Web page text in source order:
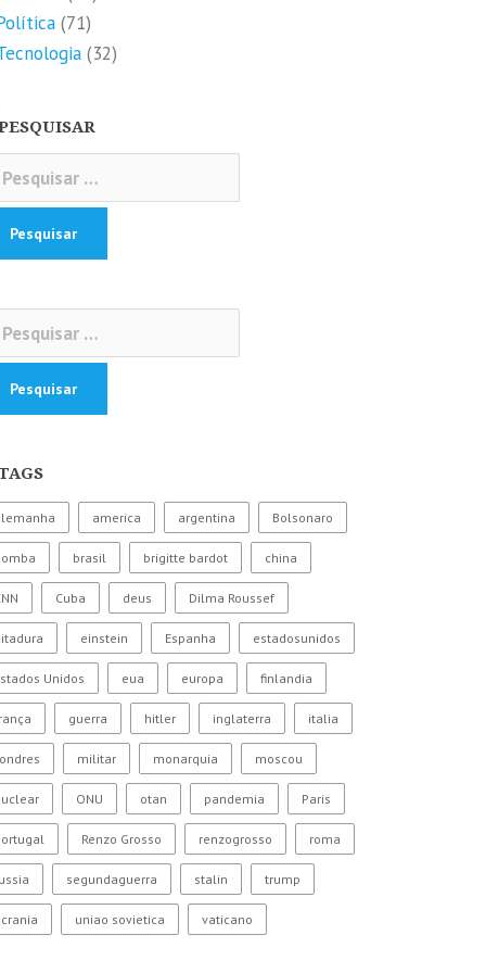
(71)
(32)
america argentina Bolsonaro
brasil brigitte bardot china
Cuba deus Dilma Roussef
einstein Espanha estadosunidos
Unidos eua europa finlandia
guerra hitler inglaterra italia
militar monarquia moscou
ONU otan pandemia Paris
Renzo Grosso renzogrosso roma
segundaguerra stalin trump
uniao sovietica vaticano